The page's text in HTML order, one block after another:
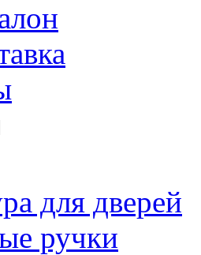
для дверей
ручки